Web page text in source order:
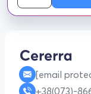
[email
+38(073)-